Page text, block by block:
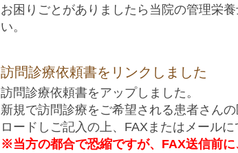
お困りごとがありましたら当院の管理栄
い。
訪問診療依頼書をリンクしました
訪問診療依頼書をアップしました。
新規で訪問診療をご希望される患者さん
ロードしご記入の上、FAXまたはメールに
※当方の都合で恐縮ですが、FAX送信前